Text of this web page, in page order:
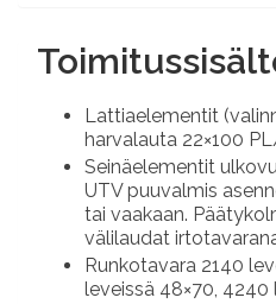
Lattiaelementit
harvalauta 22×100
Seinäelementit
UTV puuvalmis
tai vaakaan.
välilaudat
Runkotavara 2140
leveissä 48×70, 4240